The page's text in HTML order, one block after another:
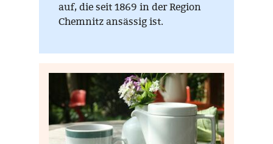
auf, die seit 1869 in der Region
Chemnitz ansässig ist.